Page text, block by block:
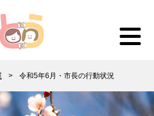
> 令和5年6月・市長の行動状況